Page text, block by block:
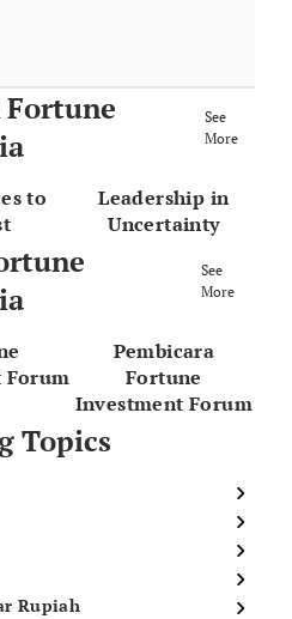
See
More
to
Leadership in
Uncertainty
See
More
Forum
Pembicara
Fortune
Investment Forum
Topics
Rupiah